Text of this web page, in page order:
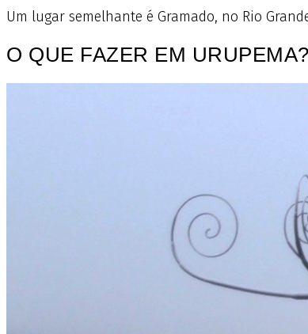
Um lugar semelhante é Gramado, no Rio
O QUE FAZER EM URUPEMA?